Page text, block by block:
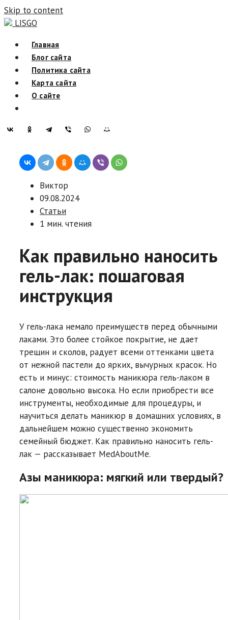
Skip to content
LISGO
Главная
Блог сайта
Политика сайта
Карта сайта
О сайте
Виктор
09.08.2024
Статьи
1 мин. чтения
Как правильно наносить
гель-лак: пошаговая
инструкция
У гель-лака немало преимуществ перед обычными
лаками. Это более стойкое покрытие, не дает
трещин и сколов, радует всеми оттенками цвета
от нежной пастели до ярких, вычурных красок. Но
есть и минус: стоимость маникюра гель-лаком в
салоне довольно высока. Но если приобрести все
инструменты, необходимые для процедуры, и
научиться делать маникюр в домашних условиях, в
дальнейшем можно существенно экономить
семейный бюджет. Как правильно наносить гель-
лак — рассказывает MedAboutMe.
Азы маникюра: мягкий или твердый?